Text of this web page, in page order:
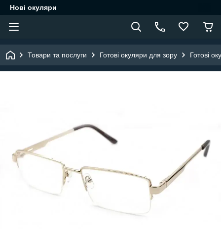
Нові окуляри
Товари та послуги Готові окуляри для зору Готові